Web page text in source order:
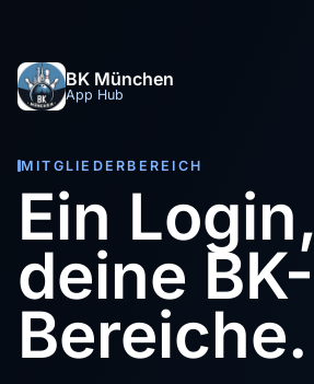
BK München
App Hub
MITGLIEDERBEREICH
Ein Login,
deine BK-
Bereiche.